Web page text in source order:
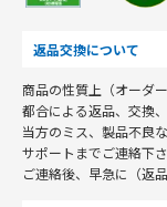
返品交換について
商品の性質上（オーダ
都合による返品、交換
当方のミス、製品不良
サポートまでご連絡下さ
ご連絡後、早急に（返